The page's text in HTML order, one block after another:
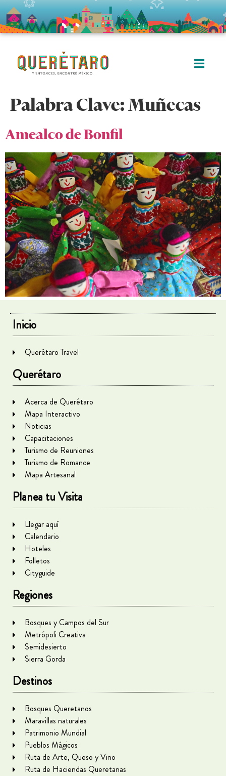
Palabra Clave:Muñecas
Amealco de Bonfil
Inicio
Querétaro Travel
Querétaro
Acerca de Querétaro
Mapa Interactivo
Noticias
Capacitaciones
Turismo de Reuniones
Turismo de Romance
Mapa Artesanal
Planea tu Visita
Llegar aquí
Calendario
Hoteles
Folletos
Cityguide
Regiones
Bosques y Campos del Sur
Metrópoli Creativa
Semidesierto
Sierra Gorda
Destinos
Bosques Queretanos
Maravillas naturales
Patrimonio Mundial
Pueblos Mágicos
Ruta de Arte, Queso y Vino
Ruta de Haciendas Queretanas